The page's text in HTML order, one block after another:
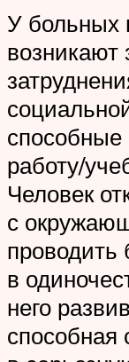
У больных
возникают
способные
работу/
Человек
с
в
него
способная